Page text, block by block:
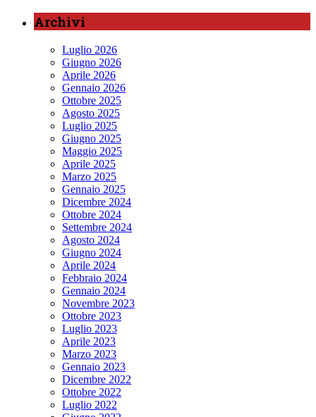
Archivi
Luglio 2026
Giugno 2026
Aprile 2026
Gennaio 2026
Ottobre 2025
Agosto 2025
Luglio 2025
Giugno 2025
Maggio 2025
Aprile 2025
Marzo 2025
Gennaio 2025
Dicembre 2024
Ottobre 2024
Settembre 2024
Agosto 2024
Giugno 2024
Aprile 2024
Febbraio 2024
Gennaio 2024
Novembre 2023
Ottobre 2023
Luglio 2023
Aprile 2023
Marzo 2023
Gennaio 2023
Dicembre 2022
Ottobre 2022
Luglio 2022